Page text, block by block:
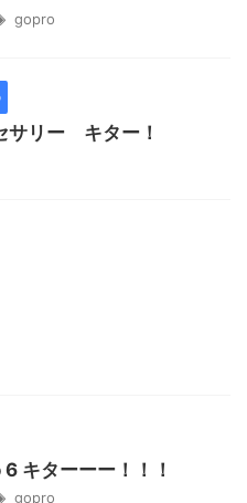
gopro
サリー キター！
キターーー！！！
gopro